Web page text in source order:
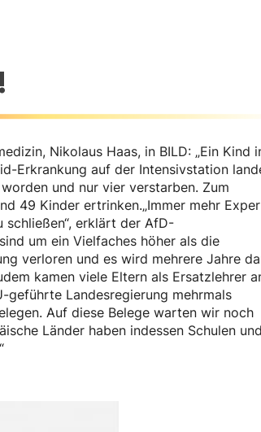
Nikolaus Haas, in BILD: „Ein Kind
Erkrankung auf der Intensivstation
und nur vier verstarben. Zum
49 Kinder ertrinken.„Immer mehr
erklärt der AfD-
um ein Vielfaches höher als die
verloren und es wird mehrere Jahre
kamen viele Eltern als Ersatzlehrer
geführte Landesregierung mehrmals
Auf diese Belege warten wir noch
Länder haben indessen Schulen und